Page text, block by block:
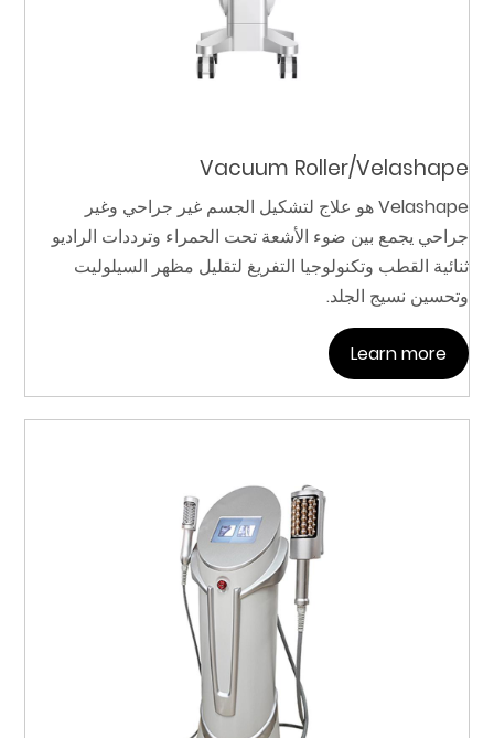
Vacuum Roller/Velashape
Velashape هو علاج لتشكيل الجسم غير جراحي وغير
جراحي يجمع بين ضوء الأشعة تحت الحمراء وترددات الراديو
ثنائية القطب وتكنولوجيا التفريغ لتقليل مظهر السيلوليت
وتحسين نسيج الجلد.
Learn more